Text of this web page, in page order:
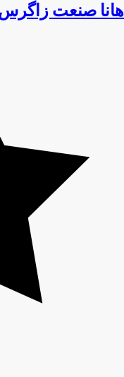
هانا صنعت